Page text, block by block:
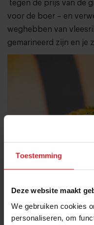
Toestemming
Deze website maakt
We gebruiken cookies
personaliseren, om
tegen de prijs van de
voor de boer – en
weghebben van
gemarineerd zijn en je